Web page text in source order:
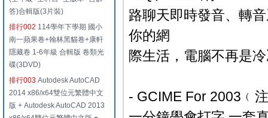
答)合輯版(3片裝)
排行002 114學年下學期 國小
南一蘋果卷+翰林黑貓卷+康軒
隱藏卷 1-6年級 合輯版 卷類光
碟(3DVD)
排行003 Autodesk AutoCAD
2014 x86/x64雙位元繁體中文
版 + Autodesk AutoCAD 2013
路聊天即時發音、轉
你的網
際生活，電腦不再是
- GCIME For 2003﹙